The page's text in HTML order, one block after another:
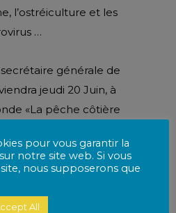
l’ostréiculture et les
…
générale de
jeudi 20 Juin, à
«La pêche côtière
?». pour vous garantir la
notre site web. Si vous
nous supposerons que
All